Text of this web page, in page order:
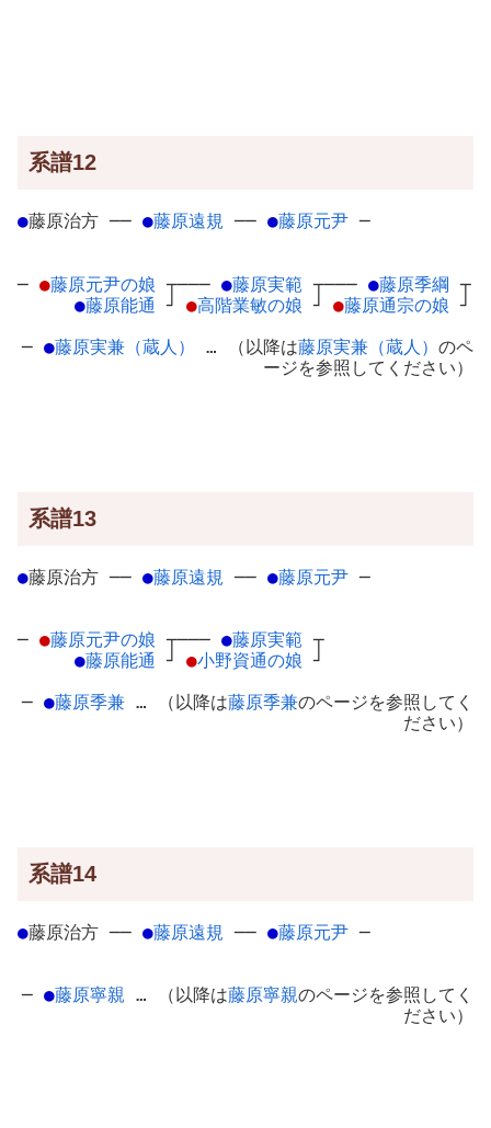
系譜12
●藤原治方 ── ●藤原遠規 ── ●藤原元尹 ─
─ ●藤原元尹の娘 ┬
●藤原能通 ┘
─── ●藤原実範 ┬
●高階業敏の娘 ┘
─── ●藤原季綱 ┬
●藤原通宗の娘 ┘
─ ●藤原実兼（蔵人） … （以降は藤原実兼（蔵人） のペ
ージを参照してください）
系譜13
●藤原治方 ── ●藤原遠規 ── ●藤原元尹 ─
─ ●藤原元尹の娘 ┬
●藤原能通 ┘
─── ●藤原実範 ┬
●小野資通の娘 ┘
─ ●藤原季兼 … （以降は藤原季兼のページを参照してく
ださい）
系譜14
●藤原治方 ── ●藤原遠規 ── ●藤原元尹 ─
─ ●藤原寧親 … （以降は藤原寧親のページを参照してく
ださい）